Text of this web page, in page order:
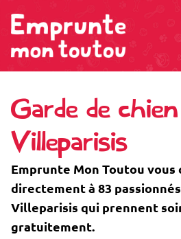
Garde de
Villeparisis
Emprunte Mon Toutou vous
directement à 83
Villeparisis qui prennent
gratuitement.